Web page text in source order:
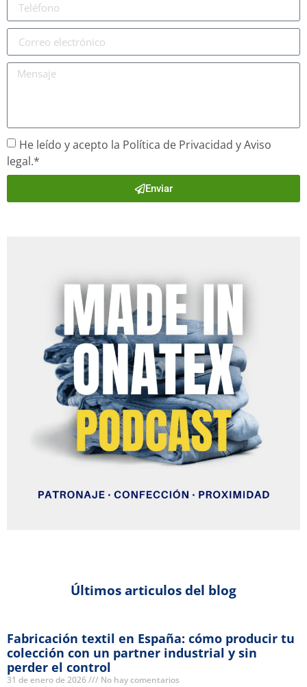
He leído y acepto la Política de Privacidad y Aviso
legal.*
Enviar
Últimos articulos del blog
Fabricación textil en España: cómo producir tu
colección con un partner industrial y sin
perder el control
31 de enero de 2026 No hay comentarios